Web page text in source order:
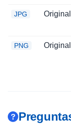
JPG Original
PNG Original